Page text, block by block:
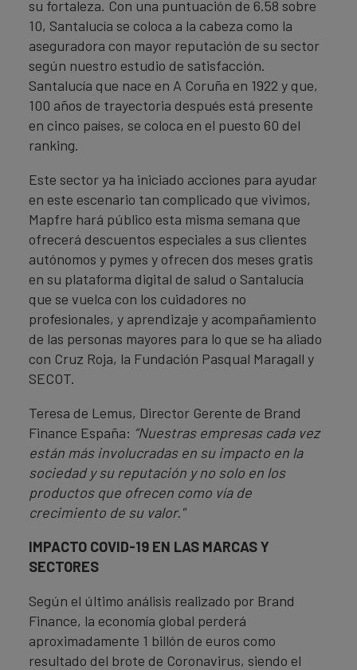
su fortaleza. Con una puntuación de 6.58 sobre
10, Santalucía se coloca a la cabeza como la
aseguradora con mayor reputación de su sector
según nuestro estudio de satisfacción.
Santalucía que nace en A Coruña en 1922 y que,
100 años de trayectoria después está presente
en cinco países, se coloca en el puesto 60 del
ranking.
Este sector ya ha iniciado acciones para ayudar
en este escenario tan complicado que vivimos,
Mapfre hará público esta misma semana que
ofrecerá descuentos especiales a sus clientes
autónomos y pymes y ofrecen dos meses gratis
en su plataforma digital de salud o Santalucía
que se vuelca con los cuidadores no
profesionales, y aprendizaje y acompañamiento
de las personas mayores para lo que se ha aliado
con Cruz Roja, la Fundación Pasqual Maragall y
SECOT.
Teresa de Lemus, Director Gerente de Brand
Finance España: “Nuestras empresas cada vez
están más involucradas en su impacto en la
sociedad y su reputación y no solo en los
productos que ofrecen como vía de
crecimiento de su valor."
IMPACTO COVID-19 EN LAS MARCAS Y
SECTORES
Según el último análisis realizado por Brand
Finance, la economía global perderá
aproximadamente 1 billón de euros como
resultado del brote de Coronavirus, siendo el